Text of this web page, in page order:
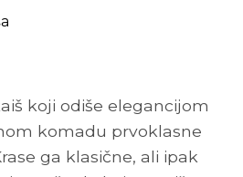
koji odiše elegancijom
komadu prvoklasne
ga klasične, ali ipak